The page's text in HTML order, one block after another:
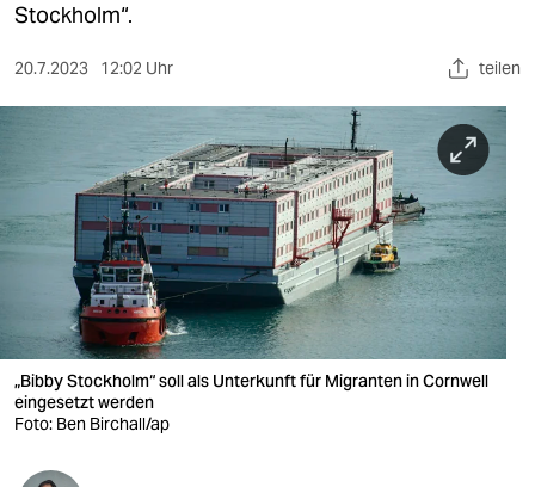
sport
nord
wahrheit
verlag
verlag
veranstaltungen
Stockholm“.
20.7.2023 12:02 Uhr teilen
„Bibby Stockholm“ soll als Unterkunft für Migranten in Cornwell
eingesetzt werden
Foto: Ben Birchall/ap